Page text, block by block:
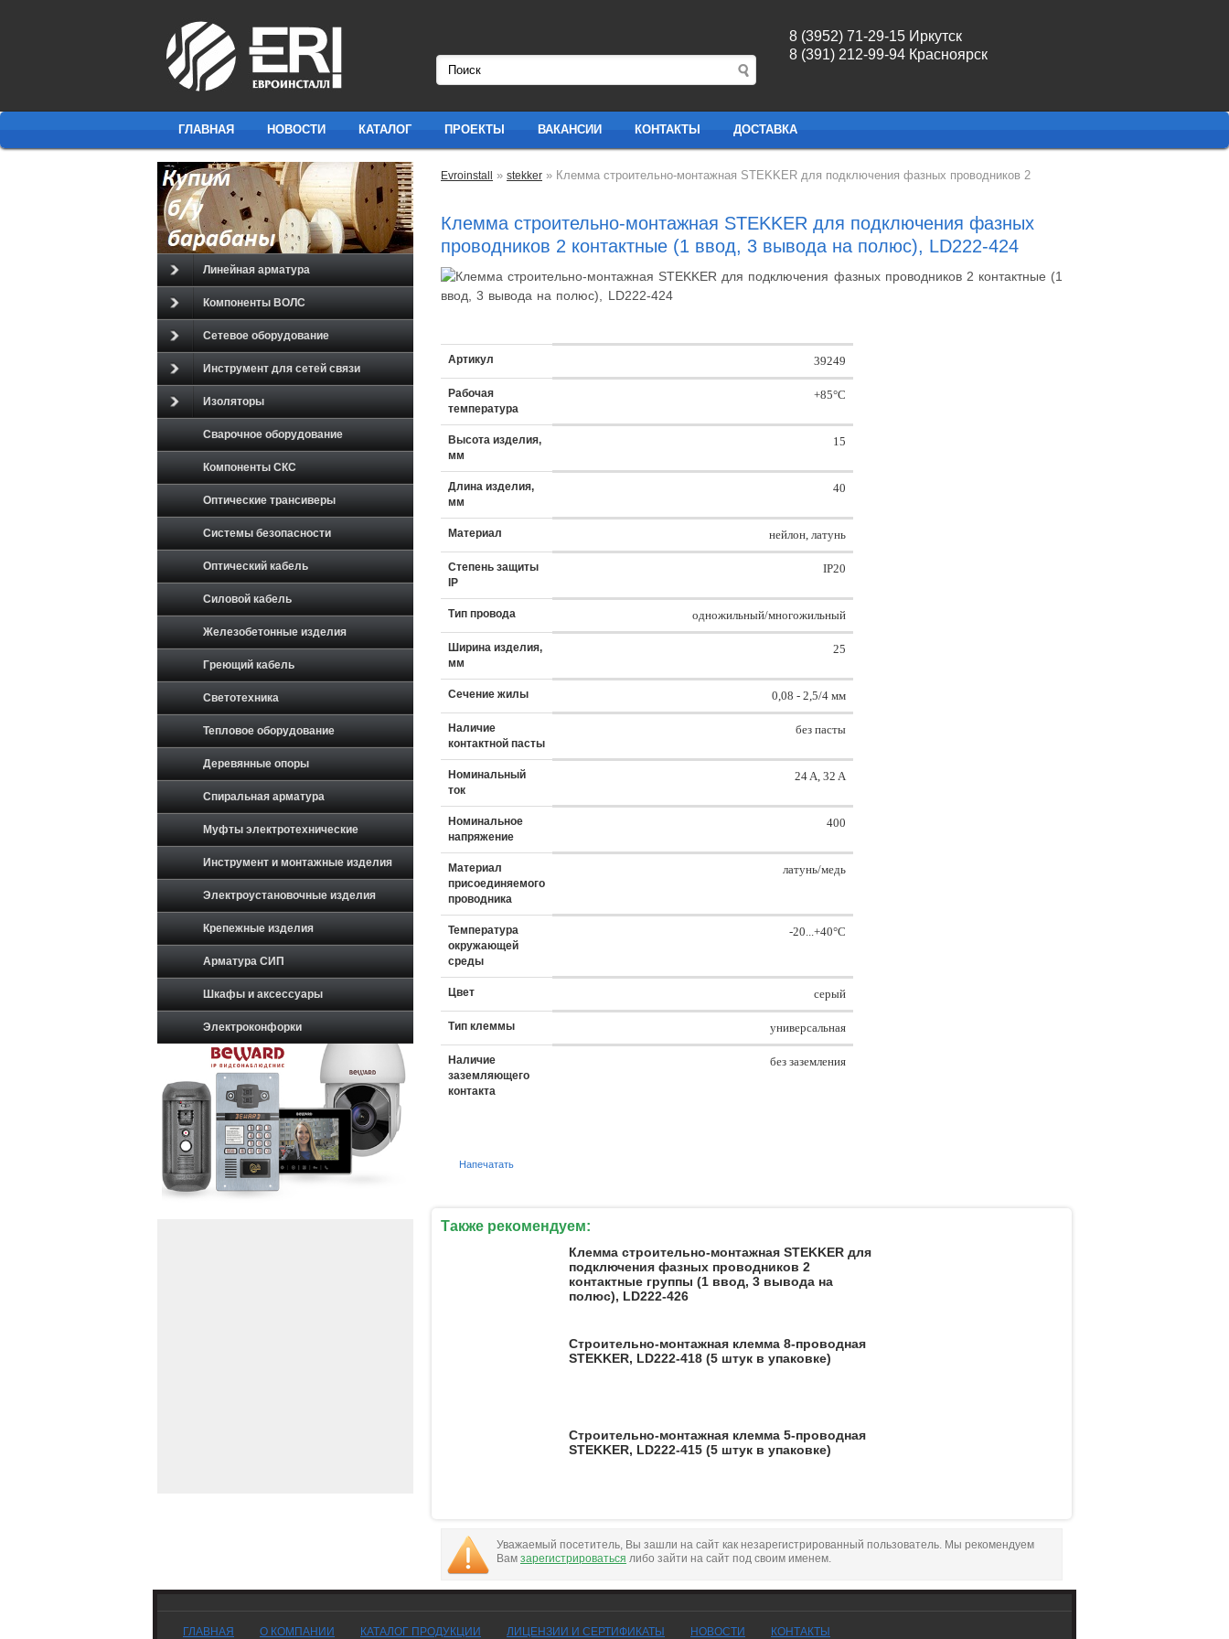
8 (3952) 71-29-15 Иркутск
8 (391) 212-99-94 Красноярск
ГЛАВНАЯ НОВОСТИ КАТАЛОГ ПРОЕКТЫ ВАКАНСИИ КОНТАКТЫ ДОСТАВКА
Evroinstall » stekker » Клемма строительно-монтажная STEKKER для подключения фазных проводников 2
Клемма строительно-монтажная STEKKER для подключения фазных
проводников 2 контактные (1 ввод, 3 вывода на полюс), LD222-424
Артикул 39249
Рабочая
температура
+85°C
Высота изделия,
мм
15
Длина изделия,
мм
40
Материал нейлон, латунь
Степень защиты
IP
IP20
Тип провода одножильный/многожильный
Ширина изделия,
мм
25
Сечение жилы 0,08 - 2,5/4 мм
Наличие
контактной пасты
без пасты
Номинальный
ток
24 A, 32 A
Номинальное
напряжение
400
Материал
присоединяемого
проводника
латунь/медь
Температура
окружающей
среды
-20...+40°C
Цвет серый
Тип клеммы универсальная
Наличие
заземляющего
контакта
без заземления
Напечатать
Также рекомендуем:
Клемма строительно-монтажная STEKKER для
подключения фазных проводников 2
контактные группы (1 ввод, 3 вывода на
полюс), LD222-426
Cтроительно-монтажная клемма 8-проводная
STEKKER, LD222-418 (5 штук в упаковке)
Cтроительно-монтажная клемма 5-проводная
STEKKER, LD222-415 (5 штук в упаковке)
Уважаемый посетитель, Вы зашли на сайт как незарегистрированный пользователь. Мы рекомендуем
Вам зарегистрироваться либо зайти на сайт под своим именем.
Линейная арматура
Компоненты ВОЛС
Сетевое оборудование
Инструмент для сетей связи
Изоляторы
Сварочное оборудование
Компоненты СКС
Оптические трансиверы
Системы безопасности
Оптический кабель
Силовой кабель
Железобетонные изделия
Греющий кабель
Светотехника
Тепловое оборудование
Деревянные опоры
Спиральная арматура
Муфты электротехнические
Инструмент и монтажные изделия
Электроустановочные изделия
Крепежные изделия
Арматура СИП
Шкафы и аксессуары
Электроконфорки
ГЛАВНАЯ О КОМПАНИИ КАТАЛОГ ПРОДУКЦИИ ЛИЦЕНЗИИ И СЕРТИФИКАТЫ НОВОСТИ КОНТАКТЫ